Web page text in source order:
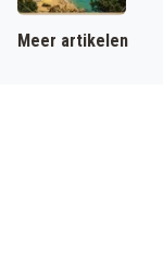
Meer artikelen